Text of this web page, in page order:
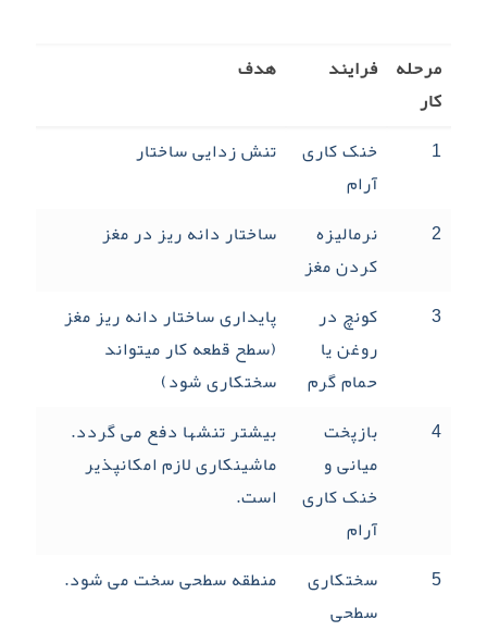
مرحله
کار
فرایند هدف
1
خنک کاری
آرام
تنش زدایی ساختار
2
نرمالیزه
کردن مغز
ساختار دانه ریز در مغز
3
کونچ در
روغن یا
حمام گرم
پایداری ساختار دانه ریز مغز
(سطح قطعه کار می­تواند
سختکاری شود)
4
بازپخت
میانی و
خنک کاری
آرام
بیشتر تنشها دفع می­ گردد.
ماشینکاری لازم امکانپذیر
است.
5
سختکاری
سطحی
منطقه سطحی سخت می­ شود.